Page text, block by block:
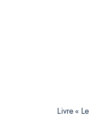
Livre «